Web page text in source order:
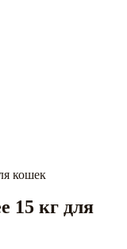
кошек
15 кг для